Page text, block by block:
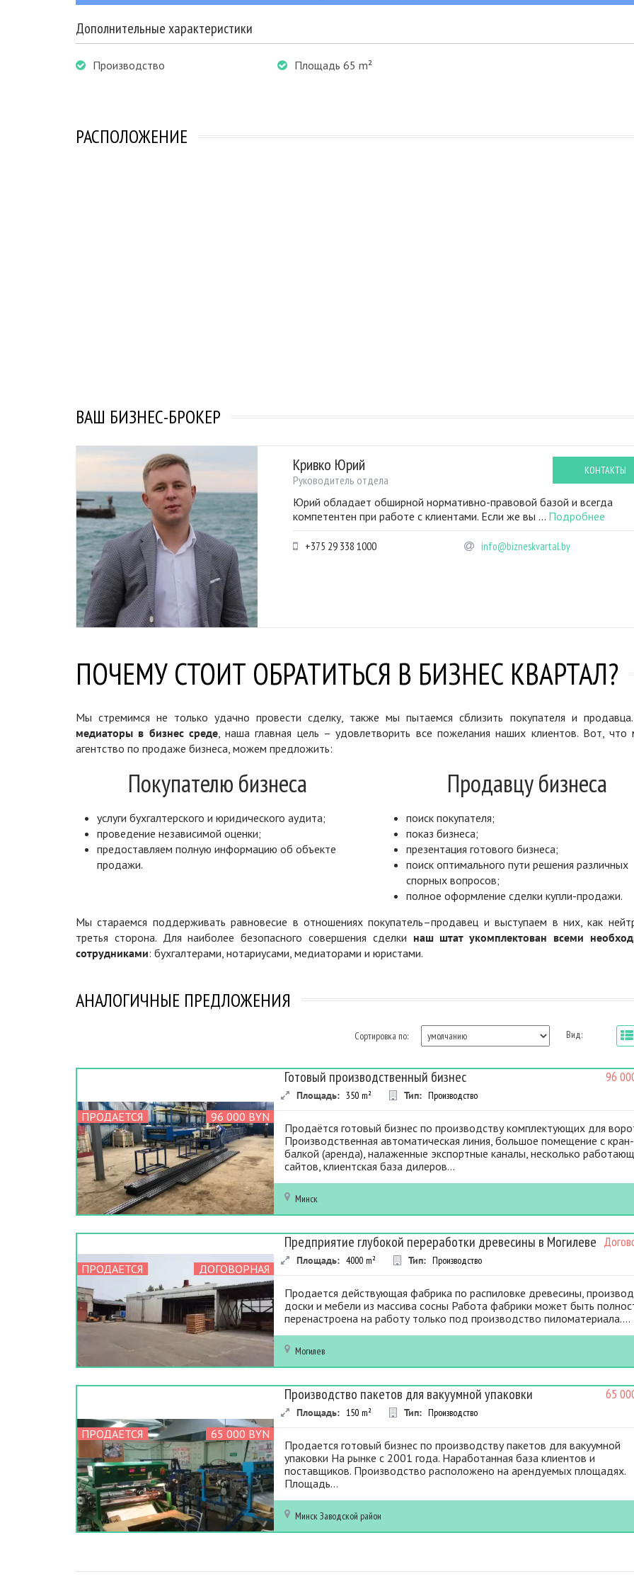
Дополнительные характеристики
Производство Площадь 65 m²
РАСПОЛОЖЕНИЕ
ВАШ БИЗНЕС-БРОКЕР
Кривко Юрий
Руководитель отдела
КОНТАКТЫ
Юрий обладает обширной нормативно-правовой базой и всегда
компетентен при работе с клиентами. Если же вы ... Подробнее
+375 29 338 1000 info@bizneskvartal.by
ПОЧЕМУ СТОИТ ОБРАТИТЬСЯ В БИЗНЕС КВАРТАЛ?
Мы стремимся не только удачно провести сделку, также мы пытаемся сблизить покупателя и продавца.
медиаторы в бизнес среде, наша главная цель – удовлетворить все пожелания наших клиентов. Вот, что
агентство по продаже бизнеса, можем предложить:
Покупателю бизнеса
услуги бухгалтерского и юридического аудита;
проведение независимой оценки;
предоставляем полную информацию об объекте
продажи.
Продавцу бизнеса
поиск покупателя;
показ бизнеса;
презентация готового бизнеса;
поиск оптимального пути решения различных
спорных вопросов;
полное оформление сделки купли-продажи.
Мы стараемся поддерживать равновесие в отношениях покупатель–продавец и выступаем в них, как
третья сторона. Для наиболее безопасного совершения сделки наш штат укомплектован всеми
сотрудниками: бухгалтерами, нотариусами, медиаторами и юристами.
АНАЛОГИЧНЫЕ ПРЕДЛОЖЕНИЯ
Сортировка по: Вид:
ПРОДАЕТСЯ 96 000 BYN
Готовый производственный бизнес 96
Площадь: 350 m² Тип: Производство
Продаётся готовый бизнес по производству комплектующих для
Производственная автоматическая линия, большое помещение с кран-
балкой (аренда), налаженные экспортные каналы, несколько
сайтов, клиентская база дилеров...
Минск
ПРОДАЕТСЯ ДОГОВОРНАЯ
Предприятие глубокой переработки древесины в Могилеве
Площадь: 4000 m² Тип: Производство
Продается действующая фабрика по распиловке древесины,
доски и мебели из массива сосны Работа фабрики может быть
перенастроена на работу только под производство пиломатериала....
Могилев
ПРОДАЕТСЯ 65 000 BYN
Производство пакетов для вакуумной упаковки 65
Площадь: 150 m² Тип: Производство
Продается готовый бизнес по производству пакетов для вакуумной
упаковки На рынке с 2001 года. Наработанная база клиентов и
поставщиков. Производство расположено на арендуемых площадях.
Площадь...
Минск Заводской район